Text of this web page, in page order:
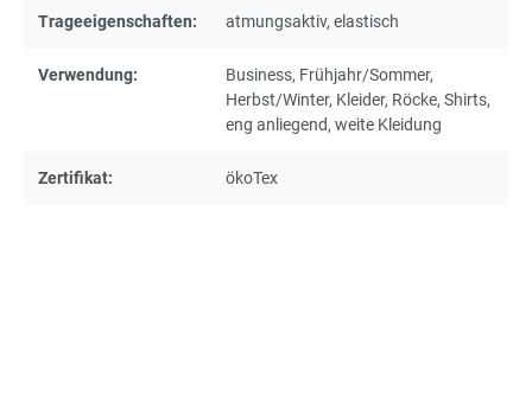
Trageeigenschaften: atmungsaktiv, elastisch
Verwendung: Business, Frühjahr/Sommer,
Herbst/Winter, Kleider, Röcke, Shirts,
eng anliegend, weite Kleidung
Zertifikat: ökoTex